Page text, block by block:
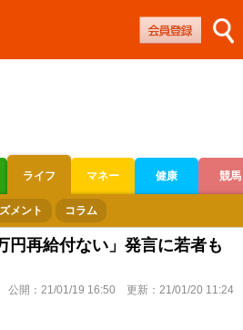
ライフ マネー 健康 競馬
レース
メント コラム
円再給付ない」発言に若者も
公開： 21/01/19 16:50 更新： 21/01/20 11:24